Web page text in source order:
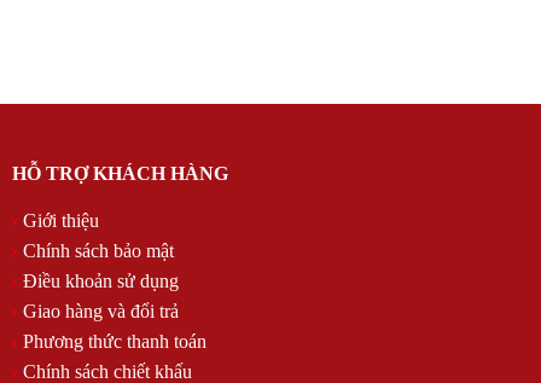
HỖ TRỢ KHÁCH HÀNG
Giới thiệu
Chính sách bảo mật
Điều khoản sử dụng
Giao hàng và đổi trả
Phương thức thanh toán
Chính sách chiết khấu